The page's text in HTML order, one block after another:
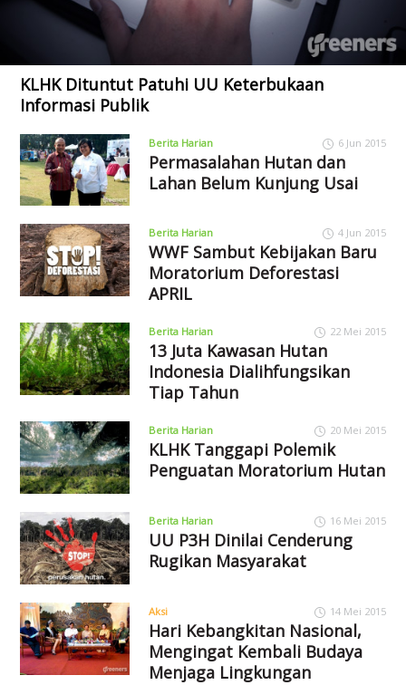
KLHK Dituntut Patuhi UU Keterbukaan
Informasi Publik
Berita Harian 6 Jun 2015
Permasalahan Hutan dan
Lahan Belum Kunjung Usai
Berita Harian 4 Jun 2015
WWF Sambut Kebijakan Baru
Moratorium Deforestasi
APRIL
Berita Harian 22 Mei 2015
13 Juta Kawasan Hutan
Indonesia Dialihfungsikan
Tiap Tahun
Berita Harian 20 Mei 2015
KLHK Tanggapi Polemik
Penguatan Moratorium Hutan
Berita Harian 16 Mei 2015
UU P3H Dinilai Cenderung
Rugikan Masyarakat
Aksi 14 Mei 2015
Hari Kebangkitan Nasional,
Mengingat Kembali Budaya
Menjaga Lingkungan